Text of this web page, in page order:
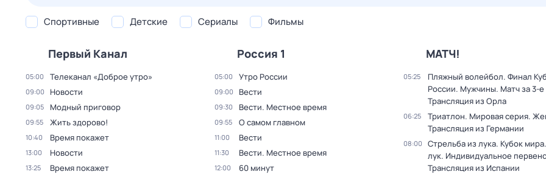
Спортивные Детские Сериалы Фильмы
Первый Канал
05:00 Телеканал «Доброе утро»
09:00 Новости
09:05 Модный приговор
09:55 Жить здорово!
10:40 Время покажет
13:00 Новости
13:25 Время покажет
Россия 1
05:00 Утро России
09:00 Вести
09:30 Вести. Местное время
09:55 О самом главном
11:00 Вести
11:30 Вести. Местное время
12:00 60 минут
МАТЧ!
05:25
Пляжный волейбол. Финал
России. Мужчины. Матч за 3-е
Трансляция из Орла
06:25
Триатлон. Мировая серия.
Трансляция из Германии
08:00
Стрельба из лука. Кубок
лук. Индивидуальное
Трансляция из Испании